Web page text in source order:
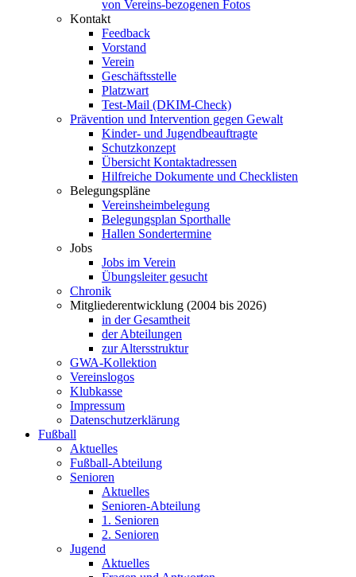
von Vereins-bezogenen Fotos
Kontakt
Feedback
Vorstand
Verein
Geschäftsstelle
Platzwart
Test-Mail (DKIM-Check)
Prävention und Intervention gegen Gewalt
Kinder- und Jugendbeauftragte
Schutzkonzept
Übersicht Kontaktadressen
Hilfreiche Dokumente und Checklisten
Belegungspläne
Vereinsheimbelegung
Belegungsplan Sporthalle
Hallen Sondertermine
Jobs
Jobs im Verein
Übungsleiter gesucht
Chronik
Mitgliederentwicklung (2004 bis 2026)
in der Gesamtheit
der Abteilungen
zur Altersstruktur
GWA-Kollektion
Vereinslogos
Klubkasse
Impressum
Datenschutzerklärung
Fußball
Aktuelles
Fußball-Abteilung
Senioren
Aktuelles
Senioren-Abteilung
1. Senioren
2. Senioren
Jugend
Aktuelles